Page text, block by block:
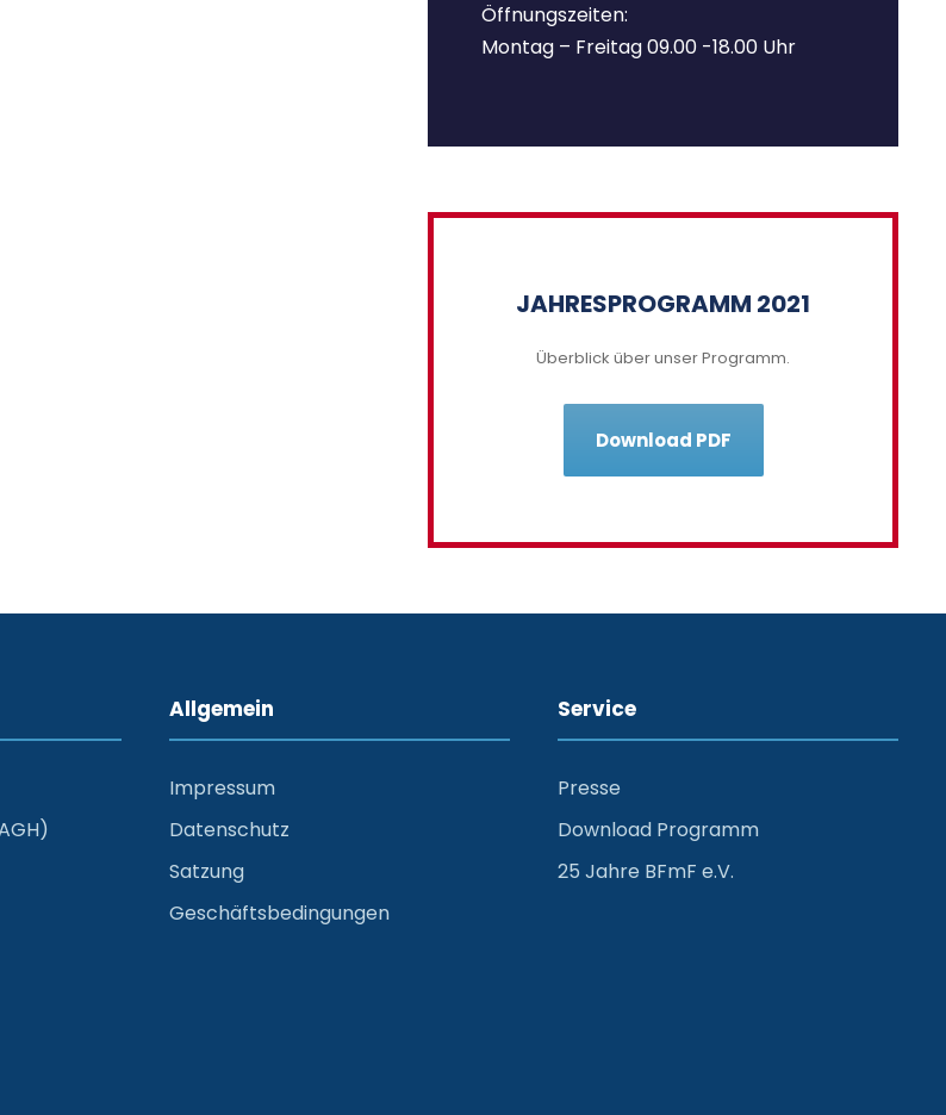
Öffnungszeiten:
Montag – Freitag 09.00 -18.00 Uhr
JAHRESPROGRAMM 2021
Überblick über unser Programm.
Download PDF
Allgemein
Impressum
Datenschutz
Satzung
Geschäftsbedingungen
Service
Presse
Download Programm
25 Jahre BFmF e.V.